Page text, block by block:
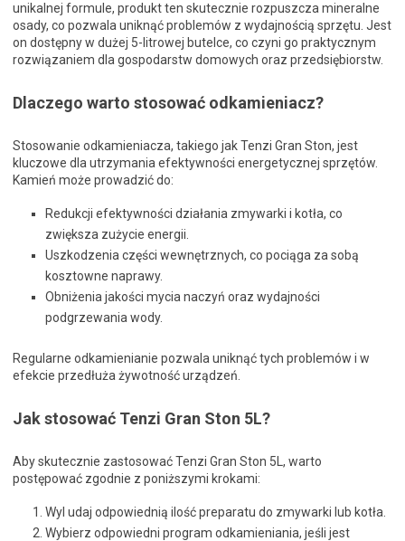
unikalnej formule, produkt ten skutecznie rozpuszcza mineralne
osady, co pozwala uniknąć problemów z wydajnością sprzętu. Jest
on dostępny w dużej 5-litrowej butelce, co czyni go praktycznym
rozwiązaniem dla gospodarstw domowych oraz przedsiębiorstw.
Dlaczego warto stosować odkamieniacz?
Stosowanie odkamieniacza, takiego jak Tenzi Gran Ston, jest
kluczowe dla utrzymania efektywności energetycznej sprzętów.
Kamień może prowadzić do:
Redukcji efektywności działania zmywarki i kotła, co
zwiększa zużycie energii.
Uszkodzenia części wewnętrznych, co pociąga za sobą
kosztowne naprawy.
Obniżenia jakości mycia naczyń oraz wydajności
podgrzewania wody.
Regularne odkamienianie pozwala uniknąć tych problemów i w
efekcie przedłuża żywotność urządzeń.
Jak stosować Tenzi Gran Ston 5L?
Aby skutecznie zastosować Tenzi Gran Ston 5L, warto
postępować zgodnie z poniższymi krokami:
Wyl udaj odpowiednią ilość preparatu do zmywarki lub kotła.
Wybierz odpowiedni program odkamieniania, jeśli jest